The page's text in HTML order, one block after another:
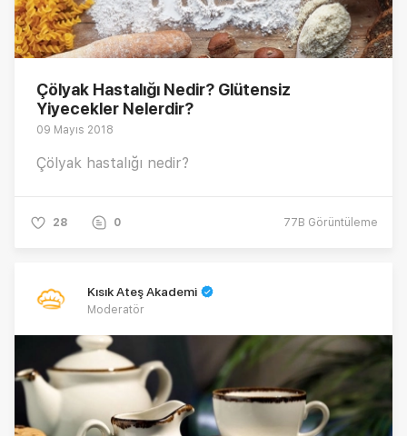
Çölyak Hastalığı Nedir? Glütensiz
Yiyecekler Nelerdir?
09 Mayıs 2018
Çölyak hastalığı nedir?
28 0 77B Görüntüleme
Kısık Ateş Akademi
Moderatör